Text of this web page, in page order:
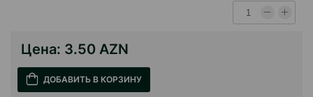
Цена: 3.50 AZN
ДОБАВИТЬ В КОРЗИНУ